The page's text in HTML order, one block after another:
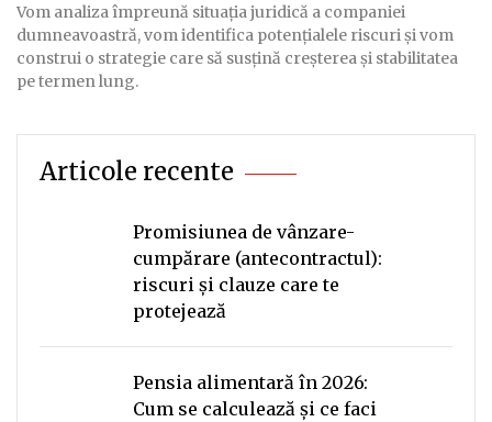
Vom analiza împreună situația juridică a companiei
dumneavoastră, vom identifica potențialele riscuri și vom
construi o strategie care să susțină creșterea și stabilitatea
pe termen lung.
Articole recente
Promisiunea de vânzare-
cumpărare (antecontractul):
riscuri și clauze care te
protejează
Pensia alimentară în 2026:
Cum se calculează și ce faci